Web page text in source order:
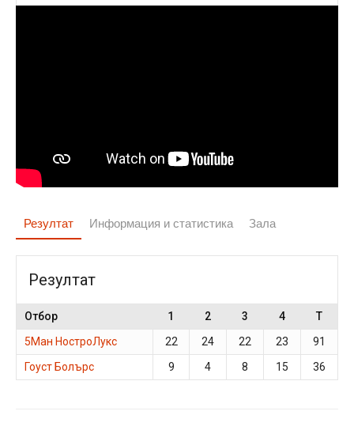
Резултат Информация и статистика Зала
Резултат
Отбор 1 2 3 4
T
5Ман НостроЛукс
22 24 22 23
91
Гоуст Болърс
9 4 8 15 36